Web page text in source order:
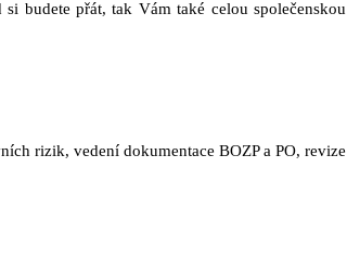
budete přát, tak Vám také celou společenskou
rizik, vedení dokumentace BOZP a PO, revize